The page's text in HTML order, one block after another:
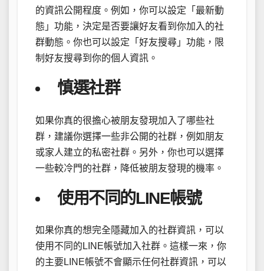
的資訊公開程度。例如，你可以設定「最新動
態」功能，決定是否要讓好友看到你加入的社
群動態。你也可以設定「好友搜尋」功能，限
制好友搜尋到你的個人資訊。
慎選社群
如果你真的很擔心被朋友發現加入了哪些社
群，建議你選擇一些非公開的社群，例如朋友
或家人建立的私密社群。另外，你也可以選擇
一些較冷門的社群，降低被朋友發現的機率。
使用不同的LINE帳號
如果你真的想完全隱藏加入的社群資訊，可以
使用不同的LINE帳號加入社群。這樣一來，你
的主要LINE帳號不會顯示任何社群資訊，可以